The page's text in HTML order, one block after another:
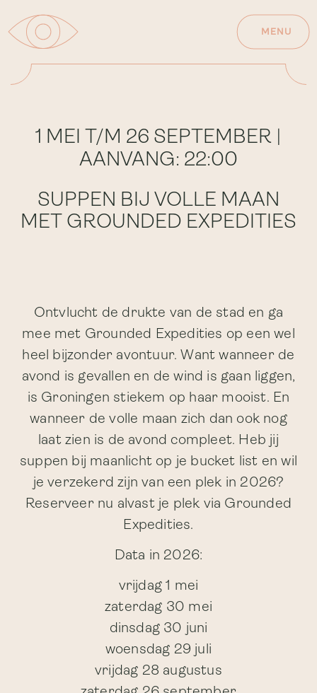
MENU
1 MEI T/M 26 SEPTEMBER |
AANVANG: 22:00
SUPPEN BIJ VOLLE MAAN
MET GROUNDED EXPEDITIES
Ontvlucht de drukte van de stad en ga
mee met Grounded Expedities op een wel
heel bijzonder avontuur. Want wanneer de
avond is gevallen en de wind is gaan liggen,
is Groningen stiekem op haar mooist. En
wanneer de volle maan zich dan ook nog
laat zien is de avond compleet. Heb jij
suppen bij maanlicht op je bucket list en wil
je verzekerd zijn van een plek in 2026?
Reserveer nu alvast je plek via Grounded
Expedities.
Data in 2026:
vrijdag 1 mei
zaterdag 30 mei
dinsdag 30 juni
woensdag 29 juli
vrijdag 28 augustus